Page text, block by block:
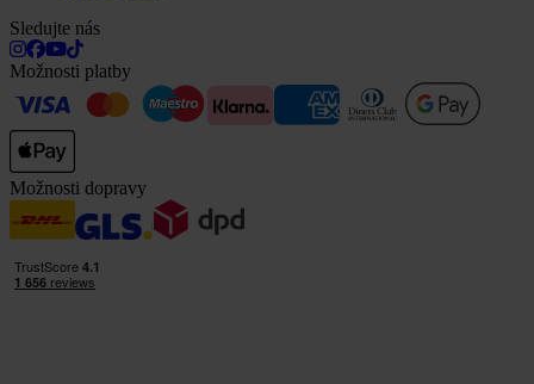
Sledujte nás
Možnosti platby
Možnosti dopravy